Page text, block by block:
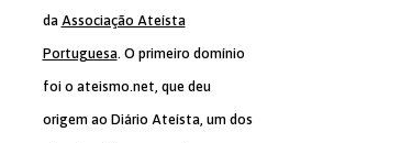
da Associação Ateísta
Portuguesa. O primeiro domínio
foi o ateismo.net, que deu
origem ao Diário Ateísta, um dos